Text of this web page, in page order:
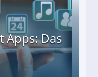
Apps: Das